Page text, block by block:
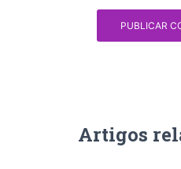
Artigos